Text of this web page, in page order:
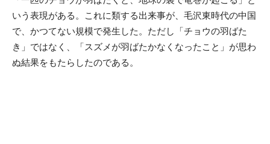
いう表現がある。これに類する出来事が、毛沢東時代の中国
で、かつてない規模で発生した。ただし「チョウの羽ばた
き」ではなく、「スズメが羽ばたかなくなったこと」が思わ
ぬ結果をもたらしたのである。